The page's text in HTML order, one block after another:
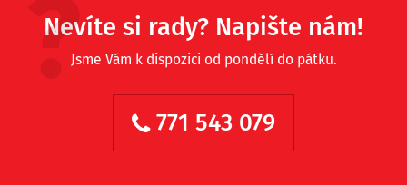
Nevíte si rady? Napište nám!
Jsme Vám k dispozici od pondělí do pátku.
771 543 079